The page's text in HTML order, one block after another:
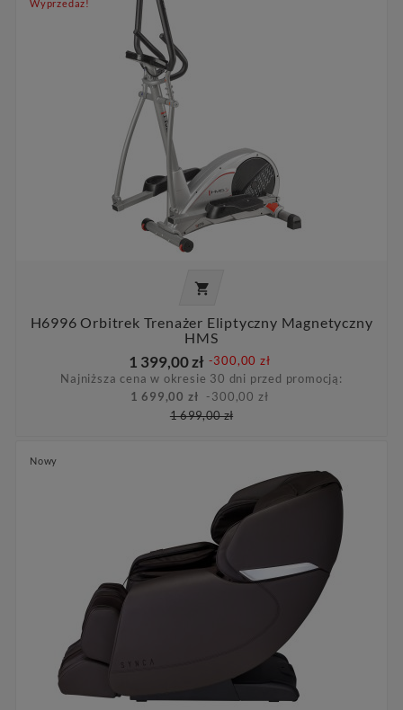
Wyprzedaż!

H6996 Orbitrek Trenażer Eliptyczny Magnetyczny
HMS
1 399,00 zł -300,00 zł
Najniższa cena w okresie 30 dni przed promocją:
1 699,00 zł
-300,00 zł
1 699,00 zł
Nowy